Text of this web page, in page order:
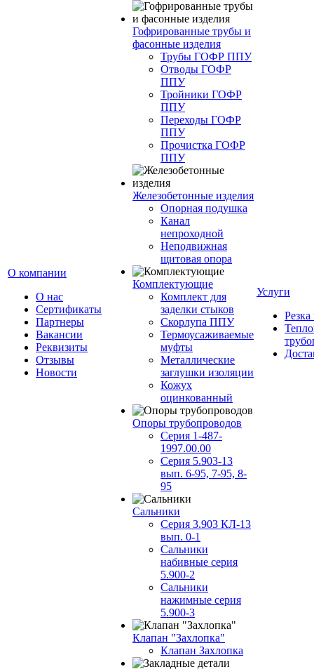
О компании
О нас
Сертификаты
Партнеры
Вакансии
Реквизиты
Отзывы
Новости
Гофрированные трубы и
фасонные изделия
Трубы ГОФР ППУ
Отводы ГОФР
ППУ
Тройники ГОФР
ППУ
Переходы ГОФР
ППУ
Прочистка ГОФР
ППУ
Железобетонные изделия
Опорная подушка
Канал
непроходной
Неподвижная
щитовая опора
Комплектующие
Комплект для
заделки стыков
Скорлупа ППУ
Термоусаживаемые
муфты
Металлические
заглушки изоляции
Кожух
оцинкованный
Опоры трубопроводов
Серия 1-487-
1997.00.00
Серия 5.903-13
вып. 6-95, 7-95, 8-
95
Сальники
Серия 3.903 КЛ-13
вып. 0-1
Сальники
набивные серия
5.900-2
Сальники
нажимные серия
5.900-3
Клапан "Захлопка"
Клапан Захлопка
Услуги
Резка